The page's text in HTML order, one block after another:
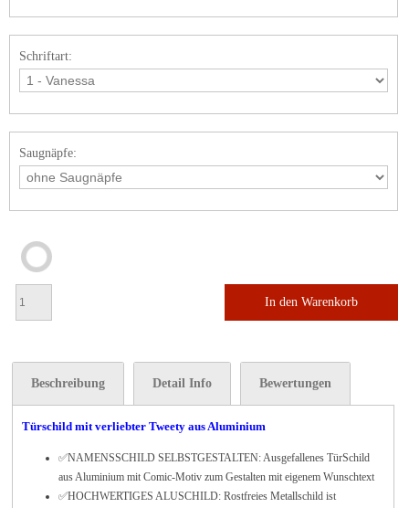
Schriftart:
Saugnäpfe:
In den Warenkorb
Beschreibung Detail Info Bewertungen
Türschild mit verliebter Tweety aus Aluminium
✅NAMENSSCHILD SELBSTGESTALTEN: Ausgefallenes TürSchild
aus Aluminium mit Comic-Motiv zum Gestalten mit eigenem Wunschtext
✅HOCHWERTIGES ALUSCHILD: Rostfreies Metallschild ist